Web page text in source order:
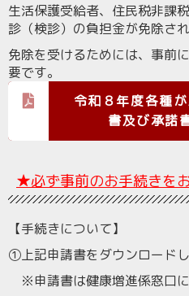
生活保護受給者、住民税非課
診（検診）の負担金が免除され
免除を受けるためには、事前
要です。
令和８年度各種
書及び承
★必ず事前のお手続きを
【手続きについて】
①上記申請書をダウンロードし
※申請書は健康増進係窓口に